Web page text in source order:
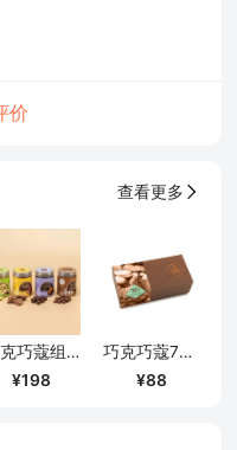
价
查看更多
巧克巧蔻组合口味定制礼盒（口味随机）
198
巧克巧蔻70%纯可可脂黑巧克力薄片
88